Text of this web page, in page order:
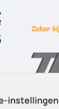
instellingen